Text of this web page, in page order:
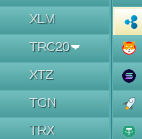
XLM
TRC20
XTZ
TON
TRX